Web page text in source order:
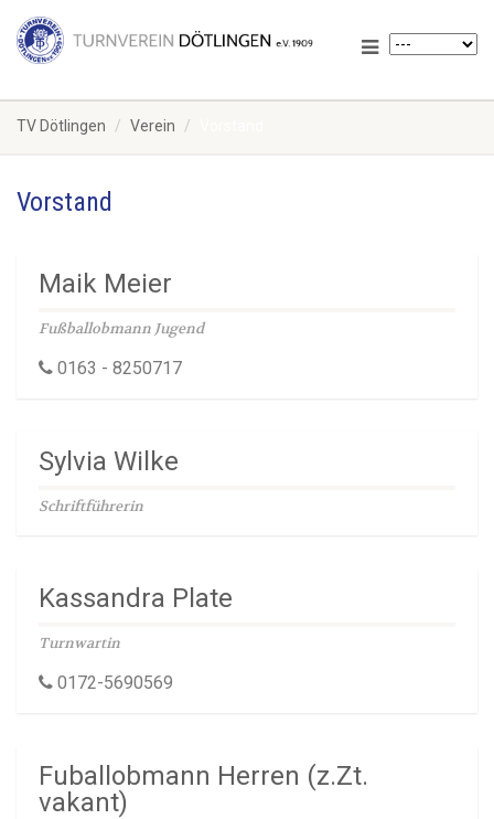
TV Dötlingen Verein
Vorstand
Maik Meier
Fußballobmann Jugend
0163 - 8250717
Sylvia Wilke
Schriftführerin
Kassandra Plate
Turnwartin
0172-5690569
Fuballobmann Herren (z.Zt.
vakant)